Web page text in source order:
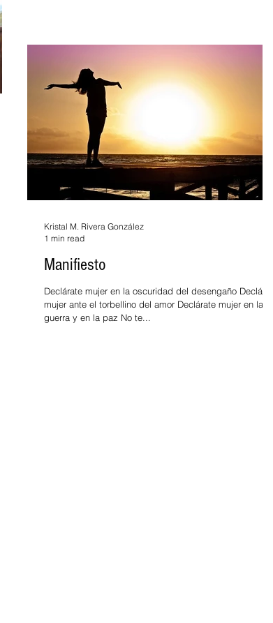
Manifiesto
Declárate mujer en la oscuridad del desengaño Declárate
mujer ante el torbellino del amor Declárate mujer en la
guerra y en la paz No te...
Kristal M. Rivera González
1 min read